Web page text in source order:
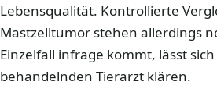
Lebensqualität. Kontrollierte
Mastzelltumor stehen allerdings
Einzelfall infrage kommt, lässt
behandelnden Tierarzt klären.